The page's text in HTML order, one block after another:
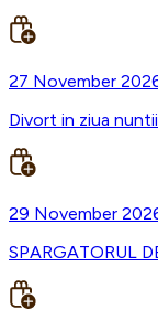
27 November
Divort in ziua
29 November
SPARGATORUL